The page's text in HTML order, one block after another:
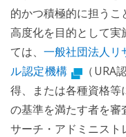
的かつ積極的に担う
高度化を目的として
ては、一般社団法人リ
ル認定機構
（URA
得、または各種資格
の基準を満たす者を審
サーチ・アドミニスト